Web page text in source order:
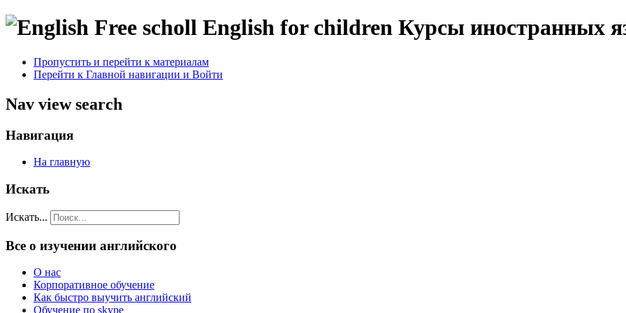
Курсы иностранных
Пропустить и перейти к материалам
Перейти к Главной навигации и Войти
Nav view search
Навигация
На главную
Искать
Искать...
Все о изучении английского
О нас
Корпоративное обучение
Как быстро выучить английский
Обучение по skype